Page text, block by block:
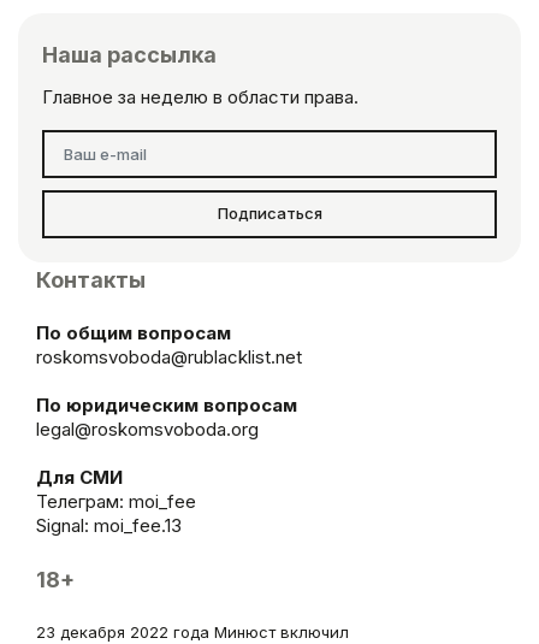
Наша рассылка
Главное за неделю в области права.
Подписаться
Контакты
По общим вопросам
roskomsvoboda@rublacklist.net
По юридическим вопросам
legal@roskomsvoboda.org
Для СМИ
Телеграм: moi_fee
Signal: moi_fee.13
18+
23 декабря 2022 года Минюст включил